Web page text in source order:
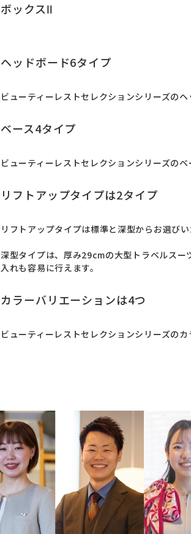
ボックスⅡ
ヘッドボード6タイプ
ビューティーレストセレクションシリーズの
ベース4タイプ
ビューティーレストセレクションシリーズの
リフトアップタイプは2タイプ
リフトアップタイプは標準と深型からお選びい
深型タイプは、厚み29cmの大型トラベルス
入れも容易に行えます。
カラーバリエーションは4つ
ビューティーレストセレクションシリーズの